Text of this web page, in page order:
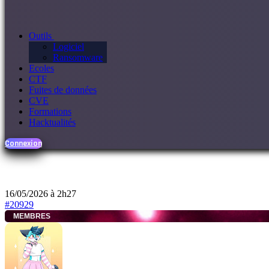
Outils
Logiciel
Ransomware
Ecoles
CTF
Fuites de données
CVE
Formations
Hacktualités
Connexion
16/05/2026 à 2h27
#20929
MEMBRES